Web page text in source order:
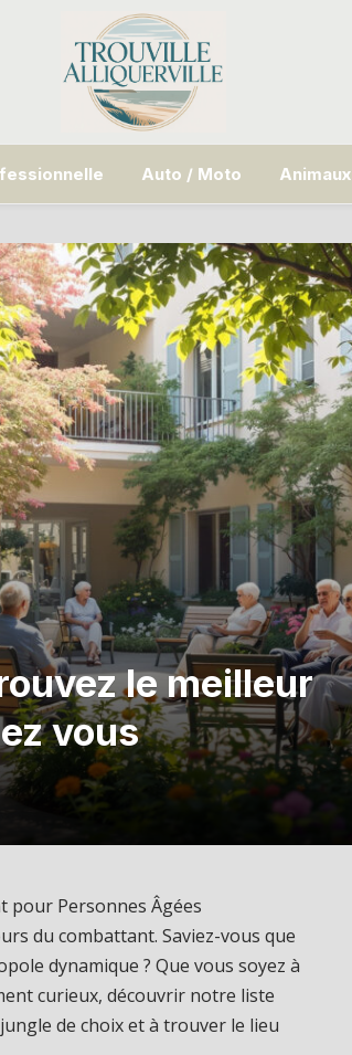
Auto / Moto Animaux
le meilleur
vous
pour Personnes Âgées
du combattant. Saviez-vous que
dynamique ? Que vous soyez à
curieux, découvrir notre liste
de choix et à trouver le lieu